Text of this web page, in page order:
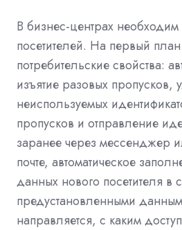
В бизнес-центрах необходим
посетителей. На первый
потребительские свойства:
изъятие разовых пропусков,
неиспользуемых
пропусков и отправление
заранее через мессенджер
почте, автоматическое
данных нового посетителя в
предустановленными
направляется, с каким